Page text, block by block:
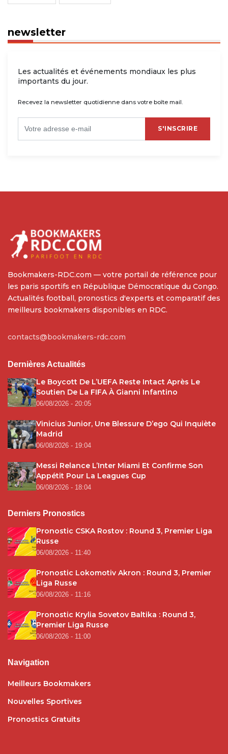
newsletter
Les actualités et événements mondiaux les plus
importants du jour.
Recevez la newsletter quotidienne dans votre boîte mail.
S'INSCRIRE
Bookmakers-RDC.com — votre portail de référence pour
les paris sportifs en République Démocratique du Congo.
Actualités football, pronostics d'experts et comparatif des
meilleurs bookmakers disponibles en RDC.
contacts@bookmakers-rdc.com
Dernières Actualités
Le Boycott De L’UEFA Reste Intact Après Le
Soutien De La FIFA À Gianni Infantino
06/08/2026 - 20:05
Vinicius Junior, Une Blessure D’ego Qui Inquiète
Madrid
06/08/2026 - 19:04
Messi Relance L’Inter Miami Et Confirme Son
Appétit Pour La Leagues Cup
06/08/2026 - 18:04
Derniers Pronostics
Pronostic CSKA Rostov : Round 3, Premier Liga
Russe
06/08/2026 - 11:40
Pronostic Lokomotiv Akron : Round 3, Premier
Liga Russe
06/08/2026 - 11:16
Pronostic Krylia Sovetov Baltika : Round 3,
Premier Liga Russe
06/08/2026 - 11:00
Navigation
Meilleurs Bookmakers
Nouvelles Sportives
Pronostics Gratuits